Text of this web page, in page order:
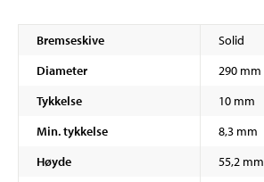
Bremseskive
Solid
Diameter
290 mm
Tykkelse
10 mm
Min. tykkelse
8,3 mm
Høyde
55,2 mm